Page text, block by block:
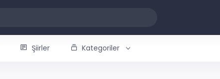
Şiirler Kategoriler